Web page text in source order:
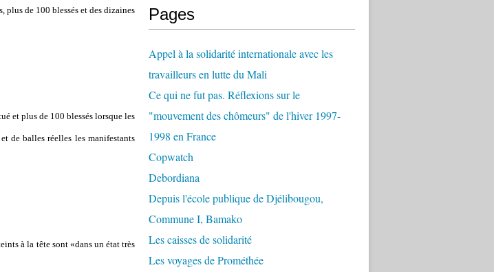
de 100 blessés et des dizaines
et plus de 100 blessés lorsque les
de balles réelles les manifestants
à la tête sont «dans un état très
Pages
Appel à la solidarité internationale avec les
travailleurs en lutte du Mali
Ce qui ne fut pas. Réflexions sur le
"mouvement des chômeurs" de l'hiver 1997-
1998 en France
Copwatch
Debordiana
Depuis l'école publique de Djélibougou,
Commune I, Bamako
Les caisses de solidarité
Les voyages de Prométhée